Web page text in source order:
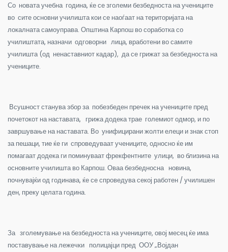
Со новата учебна година, ќе се зголеми безбедноста на учениците
во сите основни училишта кои се наоѓаат на територијата на
локалната самоуправа. Општина Карпош во соработка со
училиштата, назначи одговорни лица, вработени во самите
училишта (од ненаставниот кадар), да се грижат за безбедноста на
учениците.
Всушност станува збор за побезбеден пречек на учениците пред
почетокот на наставата, грижа додека трае големиот одмор, и по
завршување на наставата. Во унифицирани жолти елеци и знак стоп
за пешаци, тие ќе ги спроведуваат учениците, односно ќе им
помагаат додека ги поминуваат фрекфентните улици, во близина на
основните училишта во Карпош. Оваа безбедносна новина,
почнувајќи од годинава, ќе се спроведува секој работен / училишен
ден, преку целата година.
За зголемување на безбедноста на учениците, овој месец ќе има
поставување на лежечки полицајци пред ООУ „Војдан